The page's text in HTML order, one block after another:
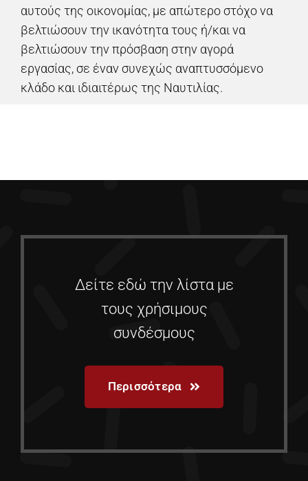
αυτούς της οικονομίας, με απώτερο στόχο να
βελτιώσουν την ικανότητα τους ή/και να
βελτιώσουν την πρόσβαση στην αγορά
εργασίας, σε έναν συνεχώς αναπτυσσόμενο
κλάδο και ιδιαιτέρως της Ναυτιλίας.
Δείτε εδώ την λίστα με
τους χρήσιμους
συνδέσμους
Περισσότερα